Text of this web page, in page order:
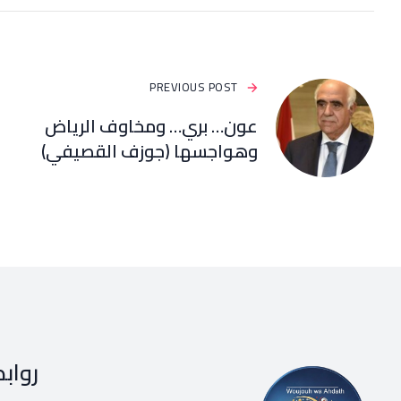
PREVIOUS POST
عون… بري… ومخاوف الرياض
وهواجسها (جوزف القصيفي)